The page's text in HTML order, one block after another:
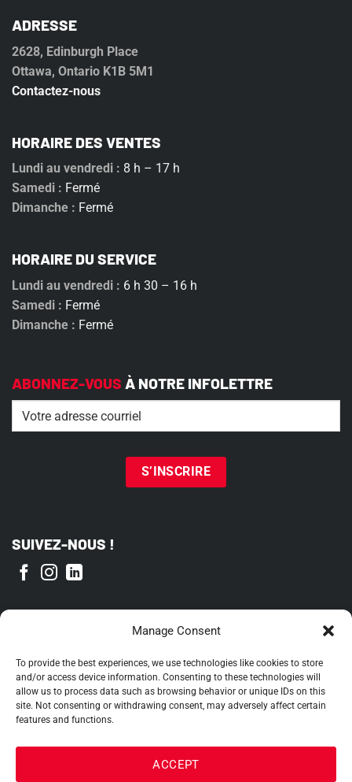
Manage Consent
To provide the best experiences, we use technologies like cookies to store
and/or access device information. Consenting to these technologies will
allow us to process data such as browsing behavior or unique IDs on this
site. Not consenting or withdrawing consent, may adversely affect certain
features and functions.
ACCEPT
ADRESSE
2628, Edinburgh Place
Ottawa, Ontario K1B 5M1
Contactez-nous
HORAIRE DES VENTES
Lundi au vendredi : 8 h – 17 h
Samedi : Fermé
Dimanche : Fermé
HORAIRE DU SERVICE
Lundi au vendredi : 6 h 30 – 16 h
Samedi : Fermé
Dimanche : Fermé
ABONNEZ-VOUS À NOTRE INFOLETTRE
Email (Nécessaire)
SUIVEZ-NOUS !